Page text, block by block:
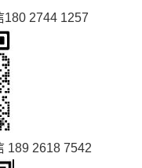
180 2744 1257
189 2618 7542